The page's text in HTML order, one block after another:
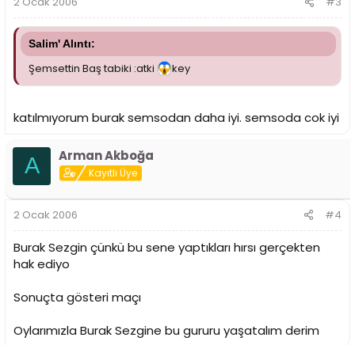
Salim' Alıntı:
Şemsettin Baş tabiki :atki key
katılmıyorum burak semsodan daha iyi. semsoda cok iyi
A Arman Akboğa
Kayıtlı Üye
2 Ocak 2006 #4
Burak Sezgin çünkü bu sene yaptıkları hırsı gerçekten
hak ediyo
Sonuçta gösteri maçı
Oylarımızla Burak Sezgine bu gururu yaşatalım derim